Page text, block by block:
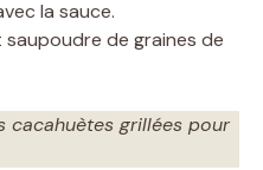
la sauce.
de graines de
cacahuètes grillées pour